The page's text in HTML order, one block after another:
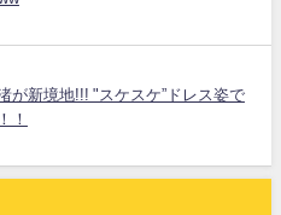
が新境地!!! "スケスケ”ドレス姿で
！